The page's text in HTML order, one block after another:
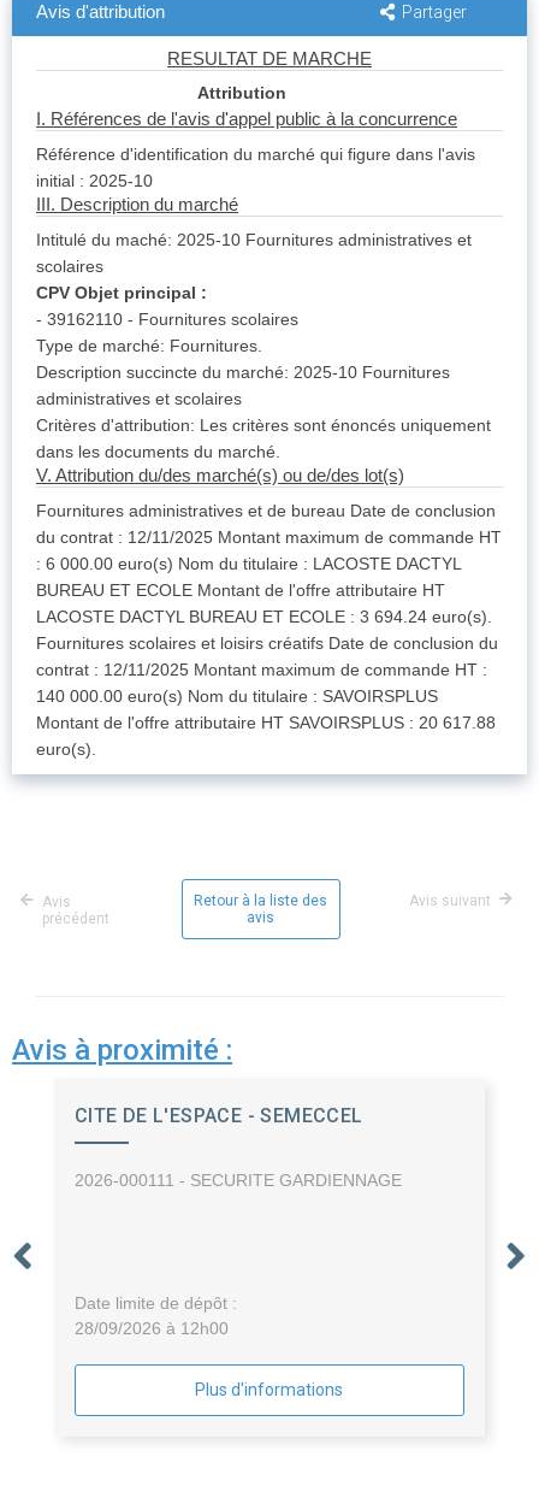
Avis d'attribution Partager
RESULTAT DE MARCHE
Attribution
I. Références de l'avis d'appel public à la concurrence
Référence d'identification du marché qui figure dans l'avis
initial : 2025-10
III. Description du marché
Intitulé du maché: 2025-10 Fournitures administratives et
scolaires
CPV Objet principal :
- 39162110 - Fournitures scolaires
Type de marché: Fournitures.
Description succincte du marché: 2025-10 Fournitures
administratives et scolaires
Critères d'attribution: Les critères sont énoncés uniquement
dans les documents du marché.
V. Attribution du/des marché(s) ou de/des lot(s)
Fournitures administratives et de bureau Date de conclusion
du contrat : 12/11/2025 Montant maximum de commande HT
: 6 000.00 euro(s) Nom du titulaire : LACOSTE DACTYL
BUREAU ET ECOLE Montant de l'offre attributaire HT
LACOSTE DACTYL BUREAU ET ECOLE : 3 694.24 euro(s).
Fournitures scolaires et loisirs créatifs Date de conclusion du
contrat : 12/11/2025 Montant maximum de commande HT :
140 000.00 euro(s) Nom du titulaire : SAVOIRSPLUS
Montant de l'offre attributaire HT SAVOIRSPLUS : 20 617.88
euro(s).
Avis
précédent
Retour à la liste des
avis
Avis suivant
Avis à proximité :
CITE DE L'ESPACE - SEMECCEL
2026-000111 - SECURITE GARDIENNAGE
Date limite de dépôt :
28/09/2026 à 12h00
Plus d'informations